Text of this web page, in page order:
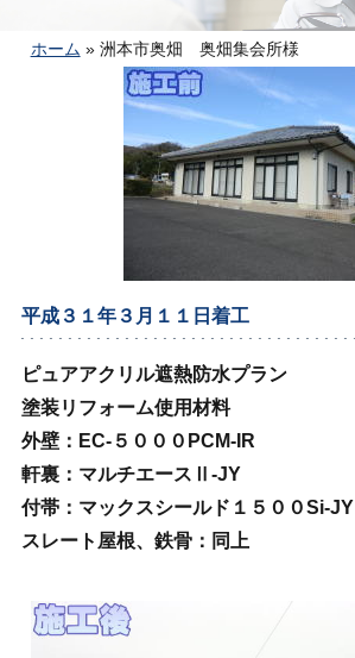
ホーム » 洲本市奥畑 奥畑集会所様
平成３１年３月１１日着工
ピュアアクリル遮熱防水プラン
塗装リフォーム使用材料
外壁：EC‐５０００PCM‐IR
軒裏：マルチエースⅡ‐JY
付帯：マックスシールド１５００Si‐JY
スレート屋根、鉄骨：同上